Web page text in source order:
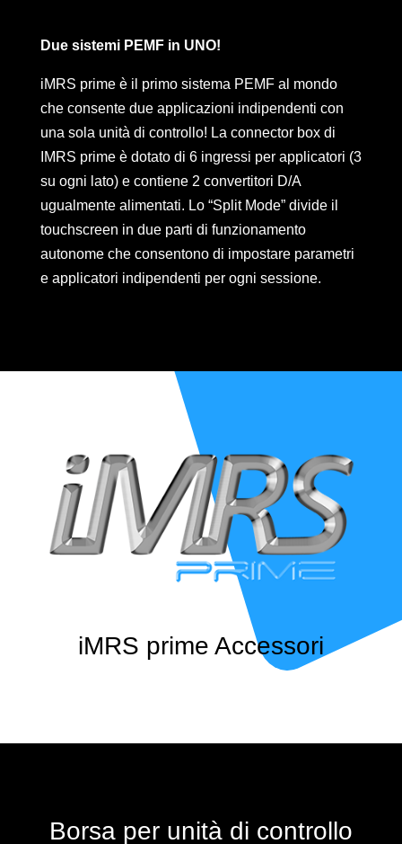
Due sistemi PEMF in UNO!
iMRS prime è il primo sistema PEMF al mondo
che consente due applicazioni indipendenti con
una sola unità di controllo! La connector box di
IMRS prime è dotato di 6 ingressi per applicatori (3
su ogni lato) e contiene 2 convertitori D/A
ugualmente alimentati. Lo “Split Mode” divide il
touchscreen in due parti di funzionamento
autonome che consentono di impostare parametri
e applicatori indipendenti per ogni sessione.
iMRS prime Accessori
Borsa per unità di controllo